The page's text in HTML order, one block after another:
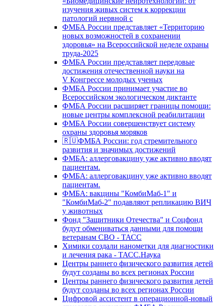
изучения живых систем к коррекции
патологий нервной с
ФМБА России представляет «Территорию
новых возможностей в сохранении
здоровья» на Всероссийской неделе охраны
труда-2025
ФМБА России представляет передовые
достижения отечественной науки на
V Конгрессе молодых ученых
ФМБА России принимает участие во
Всероссийском экологическом диктанте
ФМБА России расширяет границы помощи:
новые центры комплексной реабилитации
ФМБА России совершенствует систему
охраны здоровья моряков
🇷🇺ФМБА России: год стремительного
развития и значимых достижений
ФМБА: аллерговакцину уже активно вводят
пациентам.
ФМБА: аллерговакцину уже активно вводят
пациентам.
ФМБА: вакцины "КомбиМаб-1" и
"КомбиМаб-2" подавляют репликацию ВИЧ
у животных
Фонд "Защитники Отечества" и Соцфонд
будут обмениваться данными для помощи
ветеранам СВО - ТАСС
Химики создали нанометки для диагностики
и лечения рака - ТАСС.Наука
Центры раннего физического развития детей
будут созданы во всех регионах России
Центры раннего физического развития детей
будут созданы во всех регионах России
Цифровой ассистент в операционной-новый